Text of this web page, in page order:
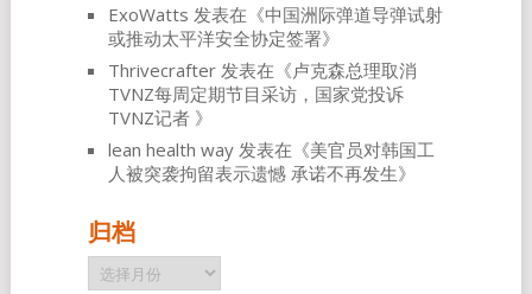
ExoWatts 发表在《中国洲际弹道导弹试射
或推动太平洋安全协定签署》
Thrivecrafter发表在《卢克森总理取消
TVNZ每周定期节目采访，国家党投诉
TVNZ记者 》
lean health way发表在《美官员对韩国工
人被突袭拘留表示遗憾 承诺不再发生》
归档
归